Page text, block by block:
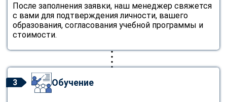
После заполнения заявки, наш менеджер свяжется
с вами для подтверждения личности, вашего
образования, согласования учебной программы и
стоимости.
3 Обучение